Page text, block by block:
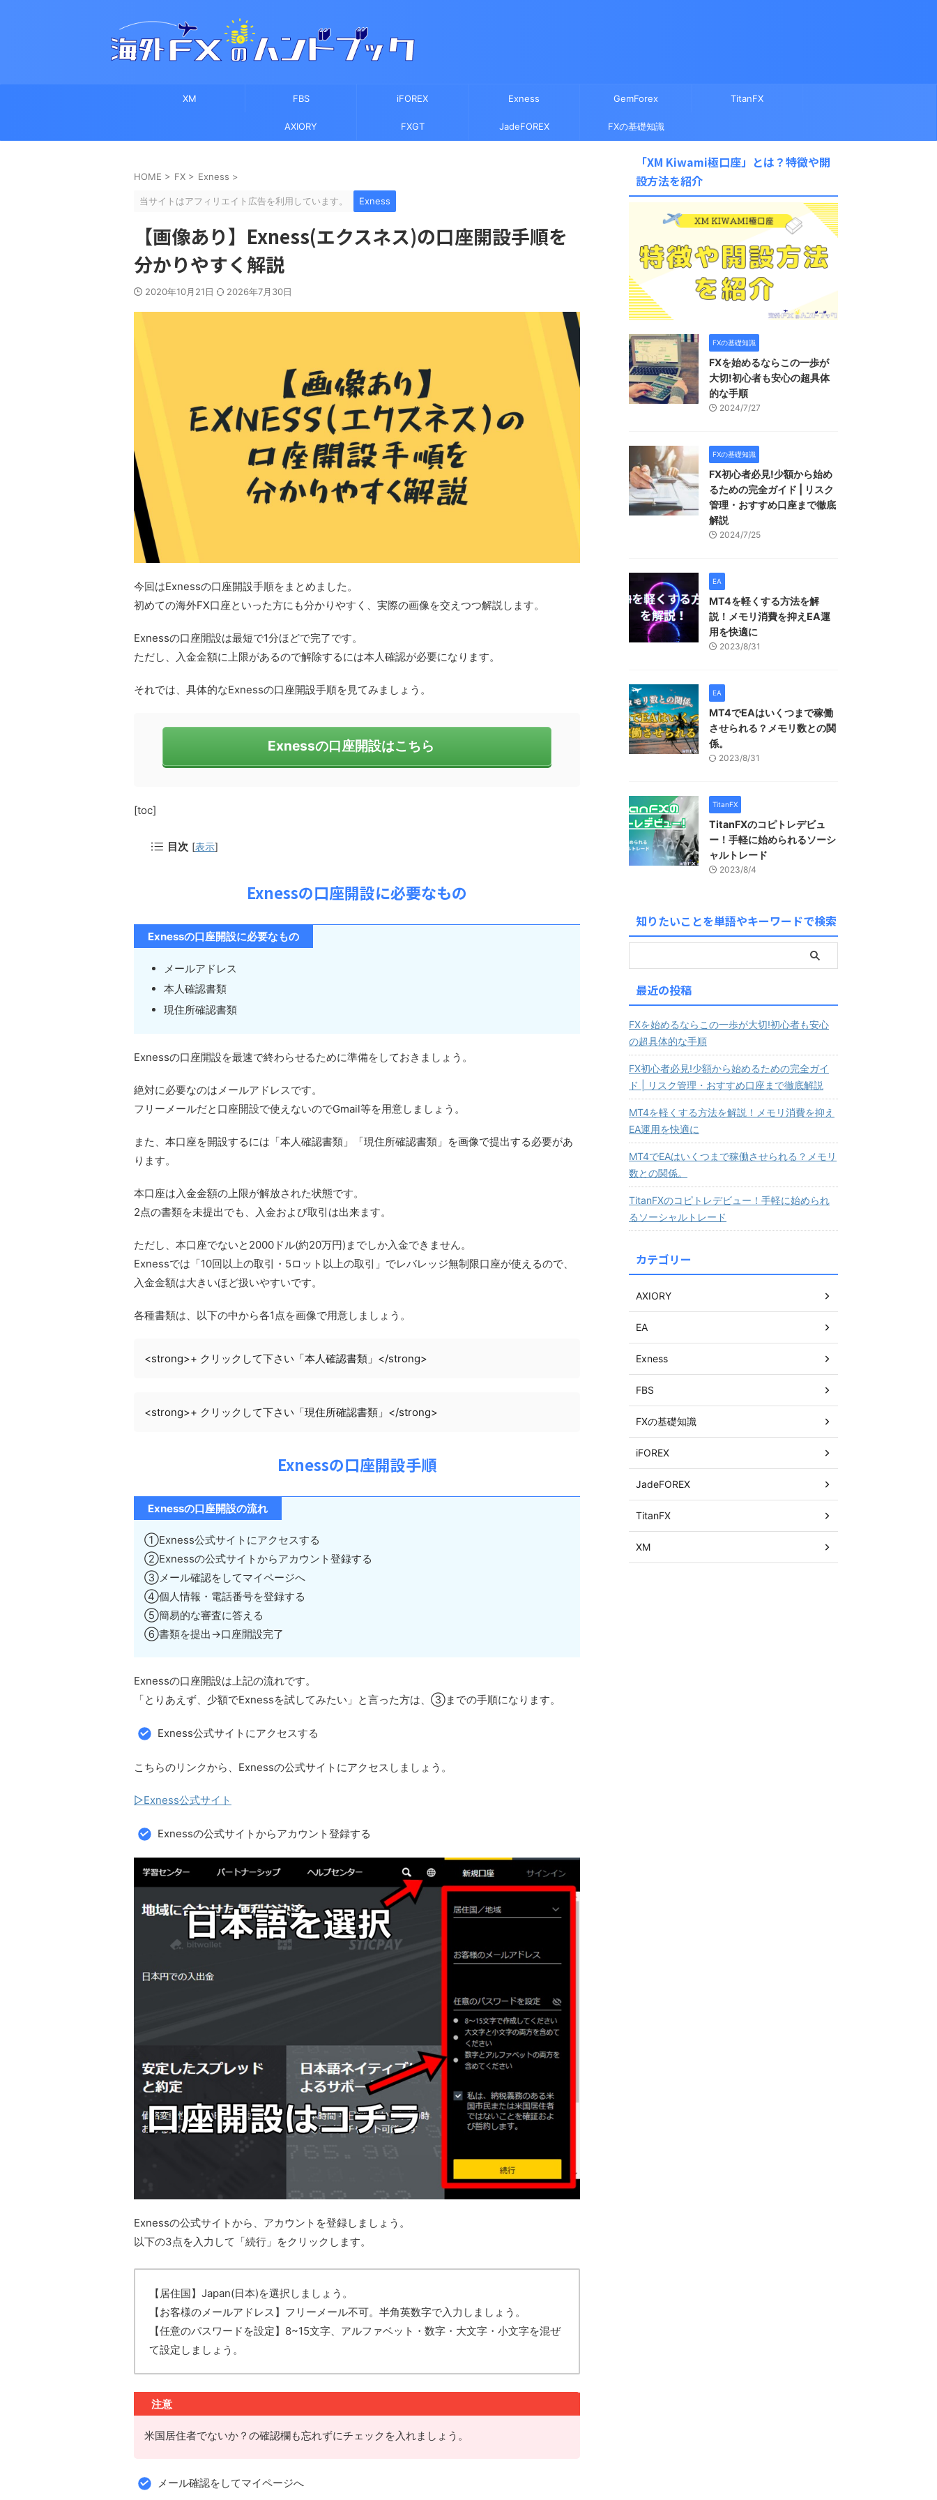
XM FBS iFOREX Exness GemForex TitanFX
AXIORY FXGT JadeFOREX FXの基礎知識
HOME > FX > Exness >
当サイトはアフィリエイト広告を利用しています。 Exness
【画像あり】Exness(エクスネス)の口座開設手順を
分かりやすく解説
2020年10月21日 2026年7月30日
今回はExnessの口座開設手順をまとめました。
初めての海外FX口座といった方にも分かりやすく、実際の画像を交えつつ解説します。
Exnessの口座開設は最短で1分ほどで完了です。
ただし、入金金額に上限があるので解除するには本人確認が必要になります。
それでは、具体的なExnessの口座開設手順を見てみましょう。
Exnessの口座開設はこちら
[toc]
目次 [表示]
Exnessの口座開設に必要なもの
Exnessの口座開設に必要なもの
メールアドレス
本人確認書類
現住所確認書類
Exnessの口座開設を最速で終わらせるために準備をしておきましょう。
絶対に必要なのはメールアドレスです。
フリーメールだと口座開設で使えないのでGmail等を用意しましょう。
また、本口座を開設するには「本人確認書類」「現住所確認書類」を画像で提出する必要があ
ります。
本口座は入金金額の上限が解放された状態です。
2点の書類を未提出でも、入金および取引は出来ます。
ただし、本口座でないと2000ドル(約20万円)までしか入金できません。
Exnessでは「10回以上の取引・5ロット以上の取引」でレバレッジ無制限口座が使えるので、
入金金額は大きいほど扱いやすいです。
各種書類は、以下の中から各1点を画像で用意しましょう。
<strong>+ クリックして下さい「本人確認書類」</strong>
<strong>+ クリックして下さい「現住所確認書類」</strong>
Exnessの口座開設手順
Exnessの口座開設の流れ
①Exness公式サイトにアクセスする
②Exnessの公式サイトからアカウント登録する
③メール確認をしてマイページへ
④個人情報・電話番号を登録する
⑤簡易的な審査に答える
⑥書類を提出→口座開設完了
Exnessの口座開設は上記の流れです。
「とりあえず、少額でExnessを試してみたい」と言った方は、③までの手順になります。
Exness公式サイトにアクセスする
こちらのリンクから、Exnessの公式サイトにアクセスしましょう。
▷Exness公式サイト
Exnessの公式サイトからアカウント登録する
Exnessの公式サイトから、アカウントを登録しましょう。
以下の3点を入力して「続行」をクリックします。
【居住国】Japan(日本)を選択しましょう。
【お客様のメールアドレス】フリーメール不可。半角英数字で入力しましょう。
【任意のパスワードを設定】8~15文字、アルファベット・数字・大文字・小文字を混ぜ
て設定しましょう。
注意
米国居住者でないか？の確認欄も忘れずにチェックを入れましょう。
メール確認をしてマイページへ
「XM Kiwami極口座」とは？特徴や開
設方法を紹介
FXの基礎知識
FXを始めるならこの一歩が
大切!初心者も安心の超具体
的な手順
2024/7/27
FXの基礎知識
FX初心者必見!少額から始め
るための完全ガイド | リスク
管理・おすすめ口座まで徹底
解説
2024/7/25
EA
MT4を軽くする方法を解
説！メモリ消費を抑えEA運
用を快適に
2023/8/31
EA
MT4でEAはいくつまで稼働
させられる？メモリ数との関
係。
2023/8/31
TitanFX
TitanFXのコピトレデビュ
ー！手軽に始められるソーシ
ャルトレード
2023/8/4
知りたいことを単語やキーワードで検索
最近の投稿
FXを始めるならこの一歩が大切!初心者も安心
の超具体的な手順
FX初心者必見!少額から始めるための完全ガイ
ド | リスク管理・おすすめ口座まで徹底解説
MT4を軽くする方法を解説！メモリ消費を抑え
EA運用を快適に
MT4でEAはいくつまで稼働させられる？メモリ
数との関係。
TitanFXのコピトレデビュー！手軽に始められ
るソーシャルトレード
カテゴリー
AXIORY
EA
Exness
FBS
FXの基礎知識
iFOREX
JadeFOREX
TitanFX
XM